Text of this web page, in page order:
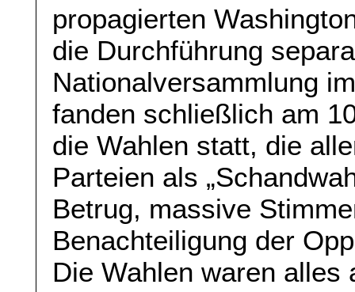
propagierten
die Durchführung
Nationalversammlung
fanden schließlich am
die Wahlen statt, die
Parteien als
Betrug, massive
Benachteiligung der
Die Wahlen waren alles